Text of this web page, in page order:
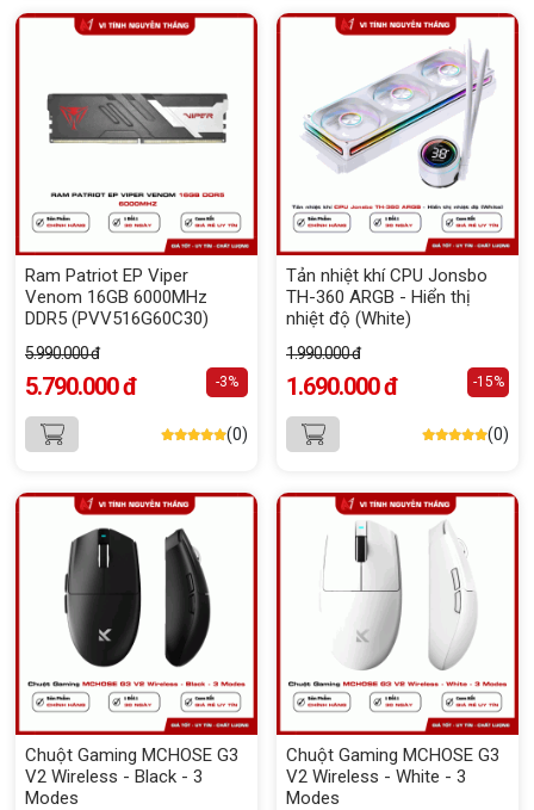
Ram Patriot EP Viper
Venom 16GB 6000MHz
DDR5 (PVV516G60C30)
5.990.000 đ
5.790.000 đ -3%
(0)
Tản nhiệt khí CPU Jonsbo
TH-360 ARGB - Hiển thị
nhiệt độ (White)
1.990.000 đ
1.690.000 đ -15%
(0)
Chuột Gaming MCHOSE G3
V2 Wireless - Black - 3
Modes
Chuột Gaming MCHOSE G3
V2 Wireless - White - 3
Modes